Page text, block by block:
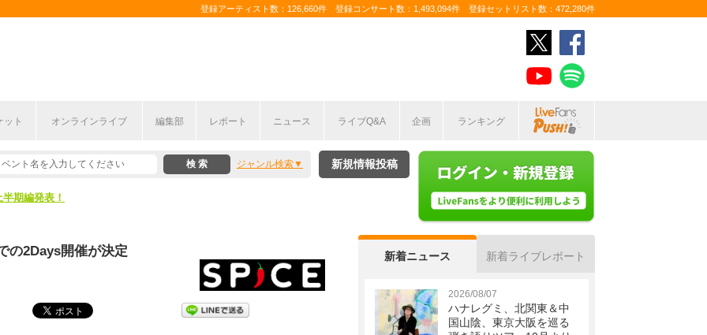
登録アーティスト数：126,660件 登録コンサート数：1,493,094件 登録セットリスト数：472,280件
ット オンラインライブ 編集部 レポート ニュース ライブQ&A 企画 ランキング
ジャンル検索
こから！
期編発表！
半期編発表！
新規情報投稿
の2Days開催が決定 新着ニュース 新着ライブレポート
2026/08/07
ハナレグミ、北関東＆中
国山陰、東京大阪を巡る